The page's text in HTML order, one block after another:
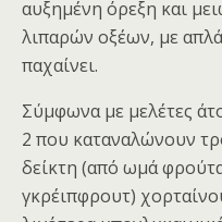
αυξημένη όρεξη και
λιπαρών οξέων, με
παχαίνει.
Σύμφωνα με μελέτες
2 που καταναλώνουν
δείκτη (από ωμά
γκρέιπφρουτ)